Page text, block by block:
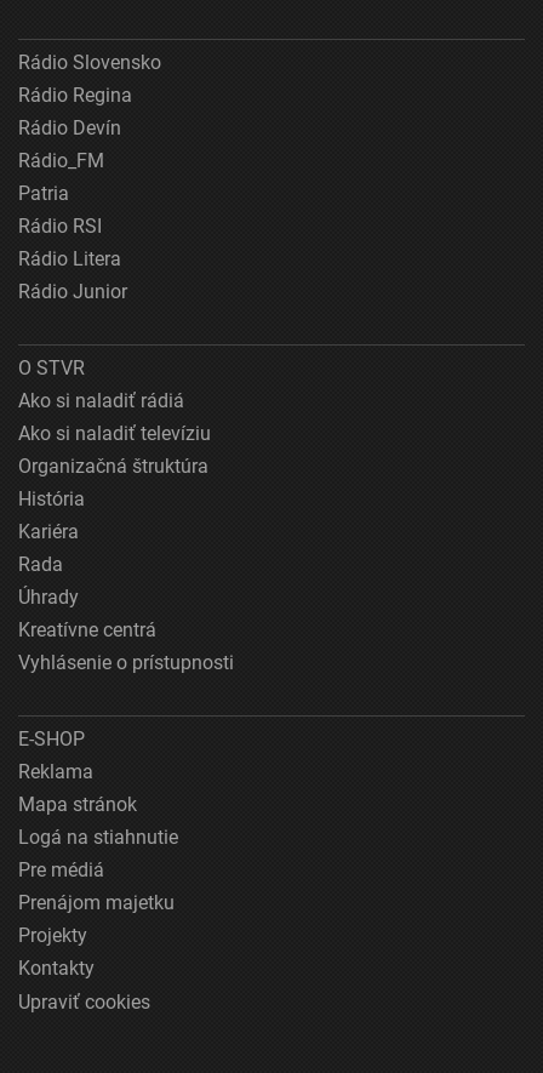
Rádio Slovensko
Rádio Regina
Rádio Devín
Rádio_FM
Patria
Rádio RSI
Rádio Litera
Rádio Junior
O STVR
Ako si naladiť rádiá
Ako si naladiť televíziu
Organizačná štruktúra
História
Kariéra
Rada
Úhrady
Kreatívne centrá
Vyhlásenie o prístupnosti
E-SHOP
Reklama
Mapa stránok
Logá na stiahnutie
Pre médiá
Prenájom majetku
Projekty
Kontakty
Upraviť cookies